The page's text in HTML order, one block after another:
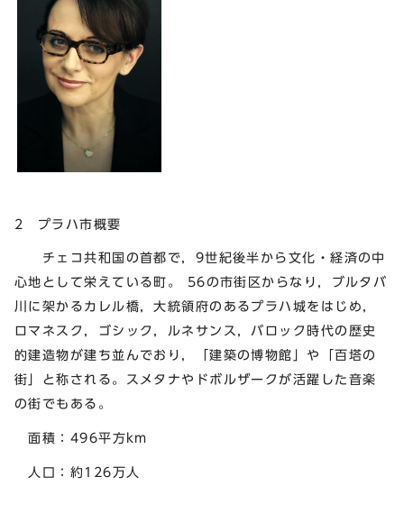
2 プラハ市概要
チェコ共和国の首都で，9世紀後半から文化・経済の中
心地として栄えている町。 56の市街区からなり，ブルタバ
川に架かるカレル橋，大統領府のあるプラハ城をはじめ，
ロマネスク，ゴシック，ルネサンス，バロック時代の歴史
的建造物が建ち並んでおり，「建築の博物館」や「百塔の
街」と称される。スメタナやドボルザークが活躍した音楽
の街でもある。
面積：496平方km
人口：約126万人